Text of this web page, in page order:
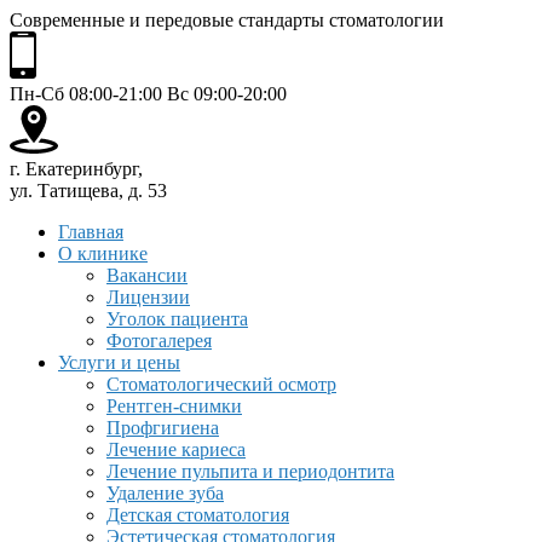
Современные и передовые стандарты стоматологии
Пн-Сб 08:00-21:00 Вс 09:00-20:00
г. Екатеринбург,
ул. Татищева, д. 53
Главная
О клинике
Вакансии
Лицензии
Уголок пациента
Фотогалерея
Услуги и цены
Стоматологический осмотр
Рентген-снимки
Профгигиена
Лечение кариеса
Лечение пульпита и периодонтита
Удаление зуба
Детская стоматология
Эстетическая стоматология